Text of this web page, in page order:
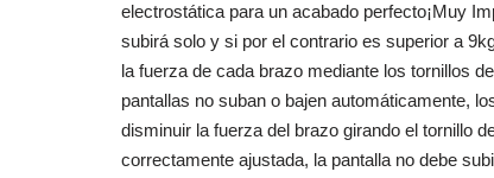
electrostática para un acabado perfecto¡Muy
subirá solo y si por el contrario es superior a
la fuerza de cada brazo mediante los tornillos
pantallas no suban o bajen automáticamente,
disminuir la fuerza del brazo girando el tornillo
correctamente ajustada, la pantalla no debe